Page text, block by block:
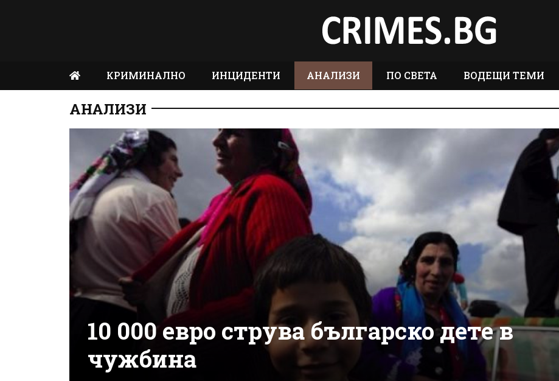
КРИМИНАЛНО ИНЦИДЕНТИ АНАЛИЗИ ПО СВЕТА ВОДЕЩИ ТЕМИ
АНАЛИЗИ
10 000 евро струва българско дете в
чужбина